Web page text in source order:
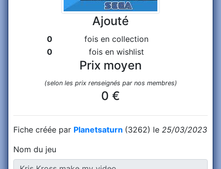
Ajouté
0
fois en collection
0
fois en wishlist
Prix moyen
(selon les prix renseignés par nos membres)
0 €
Fiche créée par Planetsaturn (3262) le 25/03/2023
Nom du jeu